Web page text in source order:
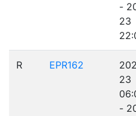
-
23
R EPR162
23
-